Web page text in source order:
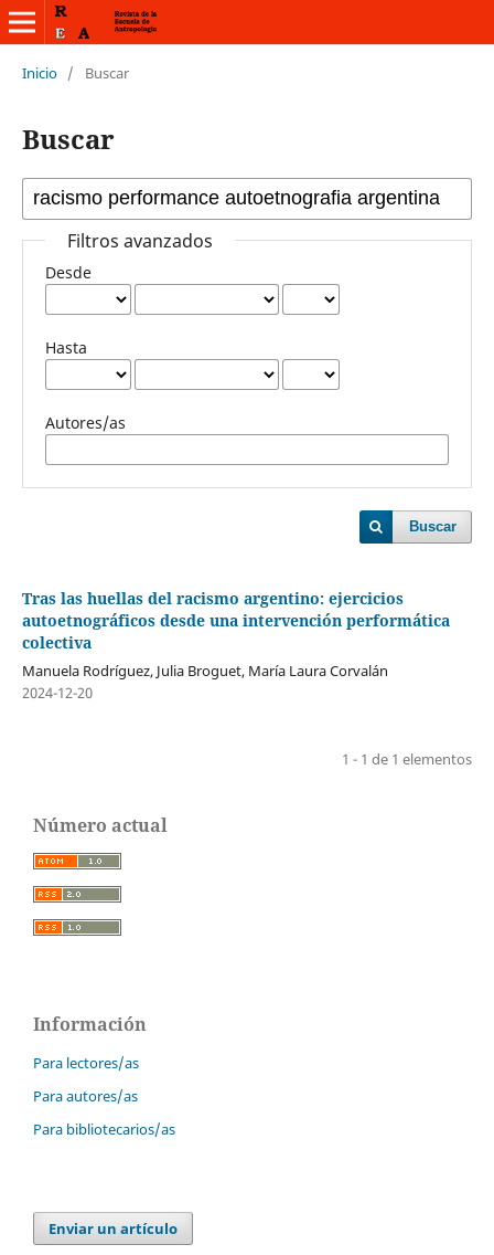
Inicio / Buscar
Buscar
Filtros avanzados
Desde
Hasta
Autores/as
Buscar
Tras las huellas del racismo argentino: ejercicios
autoetnográficos desde una intervención performática
colectiva
Manuela Rodríguez, Julia Broguet, María Laura Corvalán
2024-12-20
1 - 1 de 1 elementos
Número actual
Información
Para lectores/as
Para autores/as
Para bibliotecarios/as
Enviar un artículo